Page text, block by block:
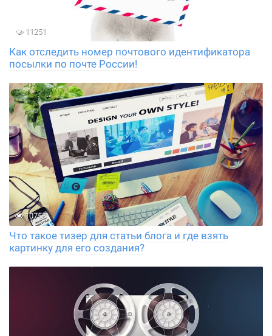
11251
Как отследить номер почтового идентификатора
посылки по почте России!
10758
Что такое тизер для статьи блога и где взять
картинку для его создания?